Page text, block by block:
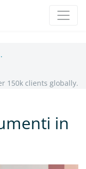
150k clients globally.
in